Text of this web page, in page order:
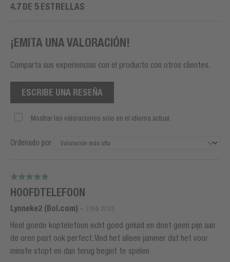
4.7 DE 5 ESTRELLAS
¡EMITA UNA VALORACIÓN!
Comparta sus experiencias con el producto con otros clientes.
ESCRIBE UNA RESEÑA
Mostrar las valoraciones solo en el idioma actual.
Ordenado por
HOOFDTELEFOON
Lynneke2 (Bol.com) - 3 feb 2025
Heel goede koptelefoon echt goed geluid en doet geen pijn aan
de oren past ook perfect. Vind het alleen jammer dat het voor
minste stopt en dan terug begint te spelen